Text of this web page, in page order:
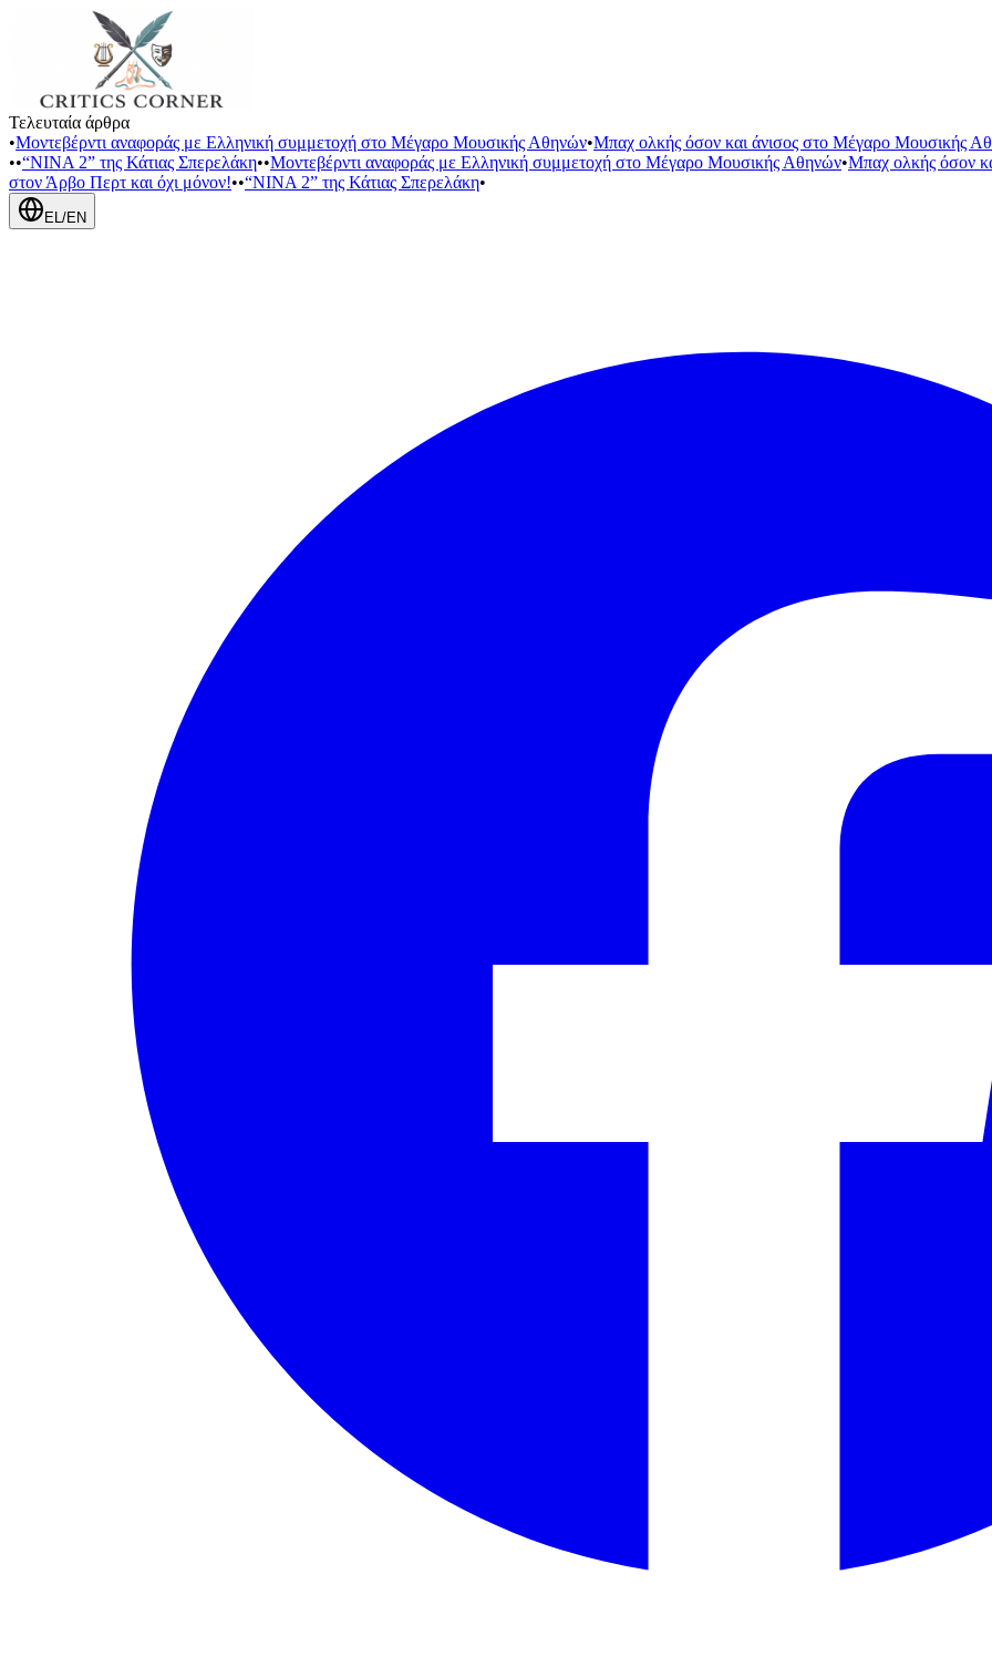
Τελευταία άρθρα
•Μοντεβέρντι αναφοράς με Ελληνική συμμετοχή στο Μέγαρο Μουσικής Αθηνών•Μπαχ ολκής όσον και άνισος στο Μέγαρο Μουσικής
••“NINA 2” της Κάτιας Σπερελάκη••Μοντεβέρντι αναφοράς με Ελληνική συμμετοχή στο Μέγαρο Μουσικής Αθηνών•Μπαχ ολκής όσον
στον Άρβο Περτ και όχι μόνον!••“NINA 2” της Κάτιας Σπερελάκη•
EL/EN